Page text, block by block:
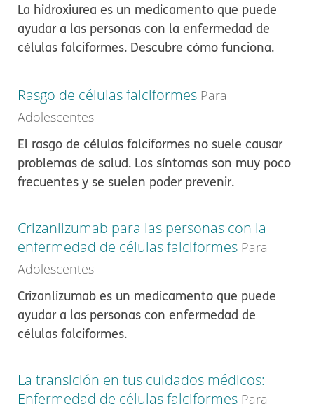
La hidroxiurea es un medicamento que puede
ayudar a las personas con la enfermedad de
células falciformes. Descubre cómo funciona.
Rasgo de células falciformesPara
Adolescentes
El rasgo de células falciformes no suele causar
problemas de salud. Los síntomas son muy poco
frecuentes y se suelen poder prevenir.
Crizanlizumab para las personas con la
enfermedad de células falciformesPara
Adolescentes
Crizanlizumab es un medicamento que puede
ayudar a las personas con enfermedad de
células falciformes.
La transición en tus cuidados médicos:
Enfermedad de células falciformesPara